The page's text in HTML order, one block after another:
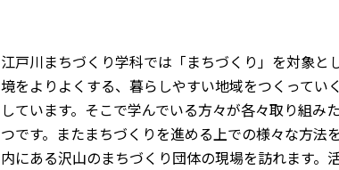
江戸川まちづくり学科では「まちづくり」を対象
境をよりよくする、暮らしやすい地域をつくってい
しています。そこで学んでいる方々が各々取り組
つです。またまちづくりを進める上での様々な方法
内にある沢山のまちづくり団体の現場を訪れます。